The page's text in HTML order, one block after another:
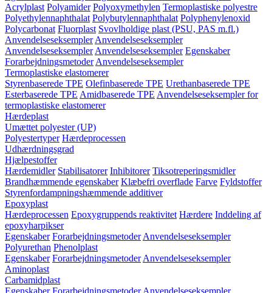
Acrylplast Polyamider Polyoxymethylen Termoplastiske polyestre
Polyethylennaphthalat Polybutylennaphthalat Polyphenylenoxid
Polycarbonat Fluorplast Svovlholdige plast (PSU, PAS m.fl.)
Anvendelseseksempler Anvendelseseksempler
Anvendelseseksempler Anvendelseseksempler Egenskaber
Forarbejdningsmetoder Anvendelseseksempler
Termoplastiske elastomerer
Styrenbaserede TPE Olefinbaserede TPE Urethanbaserede TPE
Esterbaserede TPE Amidbaserede TPE Anvendelseseksempler for
termoplastiske elastomerer
Hærdeplast
Umættet polyester (UP)
Polyestertyper Hærdeprocessen
Udhærdningsgrad
Hjælpestoffer
Hærdemidler Stabilisatorer Inhibitorer Tiksotreperingsmidler
Brandhæmmende egenskaber Klæbefri overflade Farve Fyldstoffer
Styrenfordampningshæmmende additiver
Epoxyplast
Hærdeprocessen Epoxygruppends reaktivitet Hærdere Inddeling af
epoxyharpikser
Egenskaber Forarbejdningsmetoder Anvendelseseksempler
Polyurethan Phenolplast
Egenskaber Forarbejdningsmetoder Anvendelseseksempler
Aminoplast
Carbamidplast
Egenskaber Forarbejdningsmetoder Anvendelseseksempler